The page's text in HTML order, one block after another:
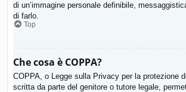
di un’immagine personale definibile,
di farlo.
Top
Che cosa è COPPA?
COPPA, o Legge sulla Privacy per la protezione
scritta da parte del genitore o tutore legale,